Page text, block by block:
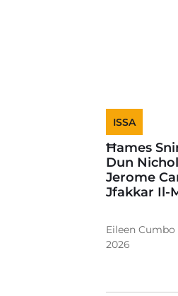
ISSA
Ħames
Dun
Jerome
Jfakkar Il-
Eileen Cumbo
2026